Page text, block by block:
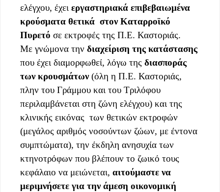
ελέγχου, έχει εργαστηριακά επιβεβαιωμένα
κρούσματα θετικά στον Καταρροϊκό
Πυρετό σε εκτροφές της Π.Ε. Καστοριάς.
Με γνώμονα την διαχείριση της κατάστασης
που έχει διαμορφωθεί, λόγω της διασποράς
των κρουσμάτων(όλη η Π.Ε. Καστοριάς,
πλην του Γράμμου και του Τριλόφου
περιλαμβάνεται στη ζώνη ελέγχου) και της
κλινικής εικόνας των θετικών εκτροφών
(μεγάλος αριθμός νοσούντων ζώων, με έντονα
συμπτώματα), την έκδηλη ανησυχία των
κτηνοτρόφων που βλέπουν το ζωικό τους
κεφάλαιο να μειώνεται, αιτούμαστε να
μεριμνήσετε για την άμεση οικονομική